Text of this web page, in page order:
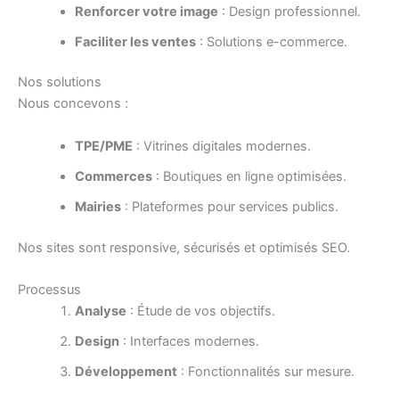
Renforcer votre image : Design professionnel.
Faciliter les ventes: Solutions e-commerce.
Nos solutions
Nous concevons :
TPE/PME : Vitrines digitales modernes.
Commerces: Boutiques en ligne optimisées.
Mairies: Plateformes pour services publics.
Nos sites sont responsive, sécurisés et optimisés SEO.
Processus
Analyse : Étude de vos objectifs.
Design: Interfaces modernes.
Développement : Fonctionnalités sur mesure.